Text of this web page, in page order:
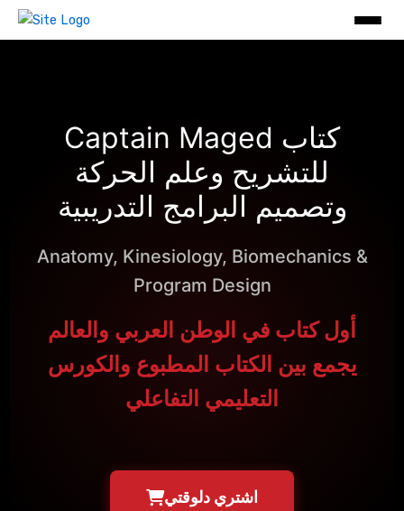
كتاب Captain Maged
للتشريح وعلم الحركة
وتصميم البرامج التدريبية
Anatomy, Kinesiology, Biomechanics &
Program Design
أول كتاب في الوطن العربي والعالم
يجمع بين الكتاب المطبوع والكورس
التعليمي التفاعلي
اشتري دلوقتي